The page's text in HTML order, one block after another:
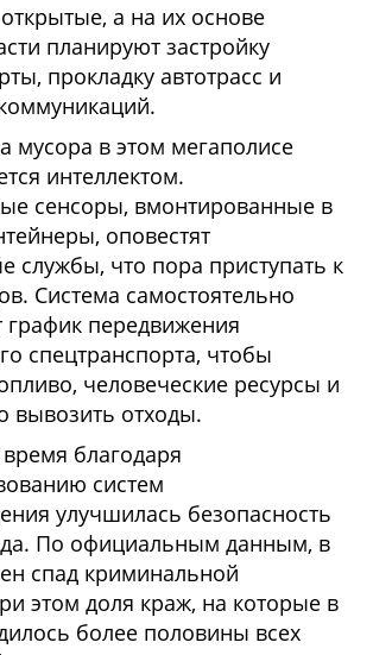
а на их основе
планируют застройку
прокладку автотрасс и
мусора в этом мегаполисе
интеллектом.
сенсоры, вмонтированные в
оповестят
службы, что пора приступать к
Система самостоятельно
график передвижения
спецтранспорта, чтобы
человеческие ресурсы и
вывозить отходы.
благодаря
систем
улучшилась безопасность
По официальным данным, в
спад криминальной
этом доля краж, на которые в
более половины всех